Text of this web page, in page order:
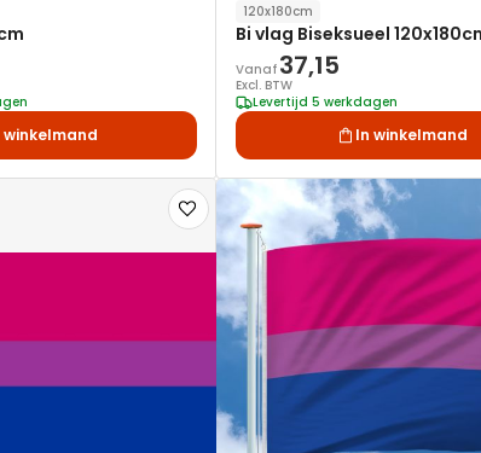
winkelmand
120x180cm
Bi vlag Biseksueel
Vanaf 37,15
Excl. BTW
Levertijd 5 werkdagen
In winkelmand
Voeg
toe
aan
verlanglijst